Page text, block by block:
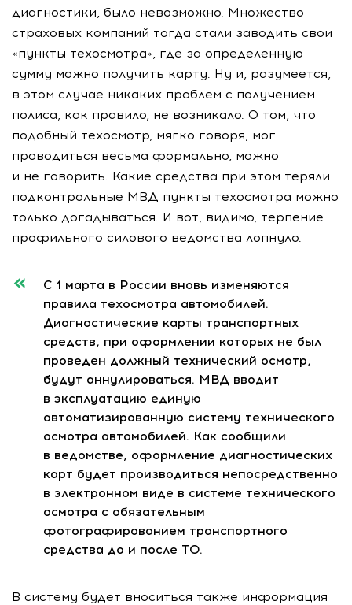
диагностики, было невозможно. Множество
страховых компаний тогда стали заводить свои
«пункты техосмотра», где за определенную
сумму можно получить карту. Ну и, разумеется,
в этом случае никаких проблем с получением
полиса, как правило, не возникало. О том, что
подобный техосмотр, мягко говоря, мог
проводиться весьма формально, можно
и не говорить. Какие средства при этом теряли
подконтрольные МВД пункты техосмотра можно
только догадываться. И вот, видимо, терпение
профильного силового ведомства лопнуло.
С 1 марта в России вновь изменяются
правила техосмотра автомобилей.
Диагностические карты транспортных
средств, при оформлении которых не был
проведен должный технический осмотр,
будут аннулироваться. МВД вводит
в эксплуатацию единую
автоматизированную систему технического
осмотра автомобилей. Как сообщили
в ведомстве, оформление диагностических
карт будет производиться непосредственно
в электронном виде в системе технического
осмотра с обязательным
фотографированием транспортного
средства до и после ТО.
В систему будет вноситься также информация